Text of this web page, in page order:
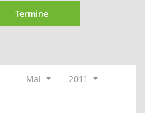
Termine
Mai
2011